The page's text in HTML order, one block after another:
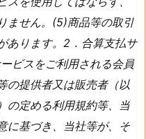
ません。(5)商品等の取引
あります。2．合算支払サ
ビスをご利用される会員
の提供者又は販売者（以
の定める利用規約等、当
に基づき、当社等が、そ